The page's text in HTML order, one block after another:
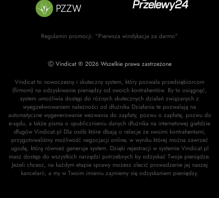
Regulamin promocji: "Pierwsza windykacja za darmo"
Ⓒ Vindicat ® 2026 Wszelkie prawa zastrzeżone
Vindicat to nowoczesny i skuteczny system, który pozwala przedsiębiorcom
(firmom) na odzyskiwanie pieniędzy od swoich kontrahentów. By to osiągnąć,
system umożliwia dostęp do różnych skutecznych działań związanych z
wyegzekwowaniem należności od dłużnika Działania te pozwalają na
automatyczne wygenerowanie wezwania do zapłaty, pozwu o zapłatę, pozwu do
e-sądu, a także pisma o upublicznieniu danych dłużnika na internetowej giełdzie
długów Vindicat.pl Dla osób które dbają o relacje ze swoimi kontrahentami,
przygotowaliśmy możliwość negocjacji online, w wyniku której można zawrzeć
ugodę, którą również generuje system. Dzięki rejestracji w systemie Vindicat.pl
masz dostęp do wszystkich narzędzi potrzebnych by odzyskać Twoje pieniądze.
Jeżeli chcesz, na każdym etapie sprawy możesz zlecić prowadzenie jej naszej
kancelarii, a my w Twoim imieniu zajmiemy się odzyskaniem pieniędzy.